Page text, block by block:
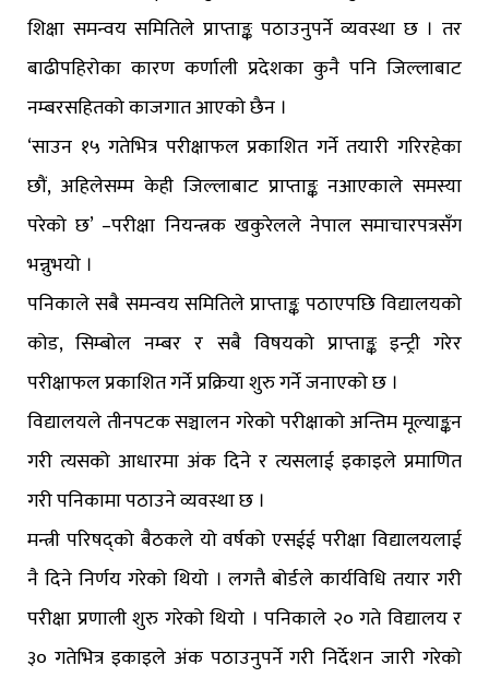
शिक्षा समन्वय समितिले प्राप्ताङ्क पठाउनुपर्ने व्यवस्था छ । तर
बाढीपहिरोका कारण कर्णाली प्रदेशका कुनै पनि जिल्लाबाट
नम्बरसहितको काजगात आएको छैन ।
‘साउन १५ गतेभित्र परीक्षाफल प्रकाशित गर्ने तयारी गरिरहेका
छौं, अहिलेसम्म केही जिल्लाबाट प्राप्ताङ्क नआएकाले समस्या
परेको छ’ –परीक्षा नियन्त्रक खकुरेलले नेपाल समाचारपत्रसँग
भन्नुभयो ।
पनिकाले सबै समन्वय समितिले प्राप्ताङ्क पठाएपछि विद्यालयको
कोड, सिम्बोल नम्बर र सबै विषयको प्राप्ताङ्क इन्ट्री गरेर
परीक्षाफल प्रकाशित गर्ने प्रक्रिया शुरु गर्ने जनाएको छ ।
विद्यालयले तीनपटक सञ्चालन गरेको परीक्षाको अन्तिम मूल्याङ्कन
गरी त्यसको आधारमा अंक दिने र त्यसलाई इकाइले प्रमाणित
गरी पनिकामा पठाउने व्यवस्था छ ।
मन्त्री परिषद्को बैठकले यो वर्षको एसईई परीक्षा विद्यालयलाई
नै दिने निर्णय गरेको थियो । लगत्तै बोर्डले कार्यविधि तयार गरी
परीक्षा प्रणाली शुरु गरेको थियो । पनिकाले २० गते विद्यालय र
३० गतेभित्र इकाइले अंक पठाउनुपर्ने गरी निर्देशन जारी गरेको